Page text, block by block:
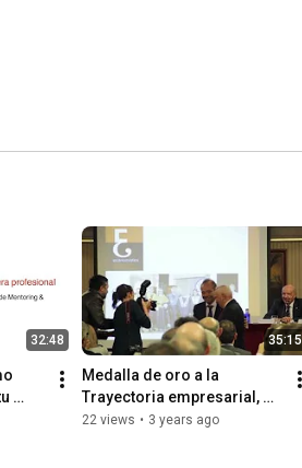
32:48 35:15
Medalla de oro a la
Trayectoria empresarial,
Gabriel Sampol (Diada dels
22 views • 3 years ago